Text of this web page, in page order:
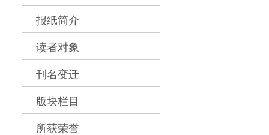
报纸简介
读者对象
刊名变迁
版块栏目
所获荣誉